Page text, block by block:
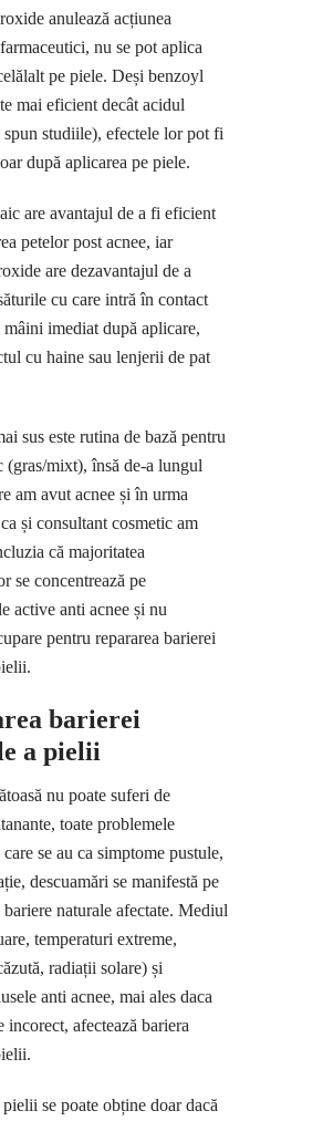
anulează acțiunea
nu se pot aplica
pe piele. Deși benzoyl
mai eficient decât acidul
spun studiile), efectele lor pot fi
după aplicarea pe piele.
are avantajul de a fi eficient
petelor post acnee, iar
are dezavantajul de a
cu care intră în contact
mâini imediat după aplicare,
cu haine sau lenjerii de pat
sus este rutina de bază pentru
(gras/mixt), însă de-a lungul
am avut acnee și în urma
și consultant cosmetic am
că majoritatea
se concentrează pe
active anti acnee și nu
pentru repararea barierei
barierei
a pielii
nu poate suferi de
toate problemele
se au ca simptome pustule,
descuamări se manifestă pe
naturale afectate. Mediul
temperaturi extreme,
radiații solare) și
anti acnee, mai ales daca
incorect, afectează bariera
se poate obține doar dacă